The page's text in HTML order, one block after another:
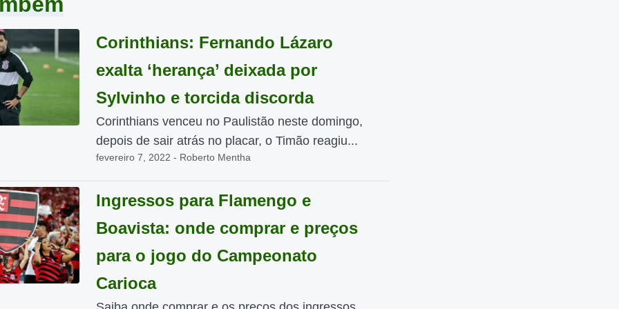
Corinthians: Fernando Lázaro
exalta ‘herança’ deixada por
Sylvinho e torcida discorda
Corinthians venceu no Paulistão neste domingo,
depois de sair atrás no placar, o Timão reagiu...
fevereiro 7, 2022 - Roberto Mentha
Ingressos para Flamengo e
Boavista: onde comprar e preços
para o jogo do Campeonato
Carioca